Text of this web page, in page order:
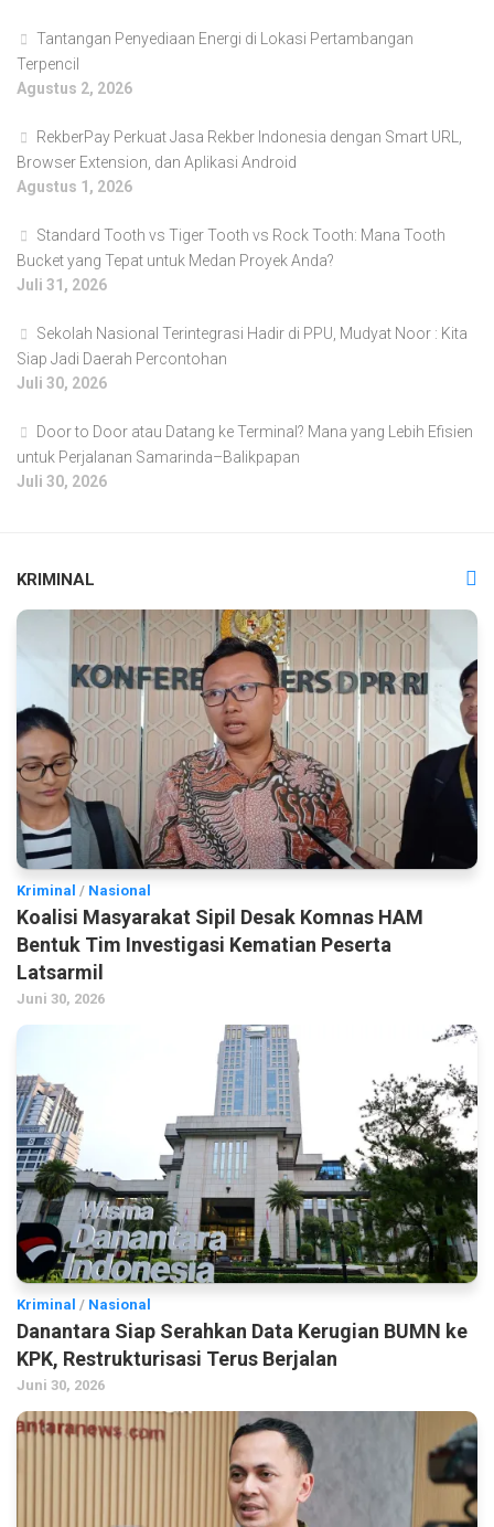
Tantangan Penyediaan Energi di Lokasi Pertambangan
Terpencil
Agustus 2, 2026
RekberPay Perkuat Jasa Rekber Indonesia dengan Smart URL,
Browser Extension, dan Aplikasi Android
Agustus 1, 2026
Standard Tooth vs Tiger Tooth vs Rock Tooth: Mana Tooth
Bucket yang Tepat untuk Medan Proyek Anda?
Juli 31, 2026
Sekolah Nasional Terintegrasi Hadir di PPU, Mudyat Noor : Kita
Siap Jadi Daerah Percontohan
Juli 30, 2026
Door to Door atau Datang ke Terminal? Mana yang Lebih Efisien
untuk Perjalanan Samarinda–Balikpapan
Juli 30, 2026
KRIMINAL
Kriminal / Nasional
Koalisi Masyarakat Sipil Desak Komnas HAM
Bentuk Tim Investigasi Kematian Peserta
Latsarmil
Juni 30, 2026
Kriminal / Nasional
Danantara Siap Serahkan Data Kerugian BUMN ke
KPK, Restrukturisasi Terus Berjalan
Juni 30, 2026